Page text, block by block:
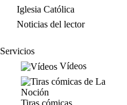
Iglesia Católica
Noticias del lector
Servicios
Vídeos
Tiras cómicas